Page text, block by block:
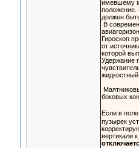
имевшему
положение.
должен
В
Гироскоп
от
которой
Удержание
боковых
Если в
пузырек
вертикали